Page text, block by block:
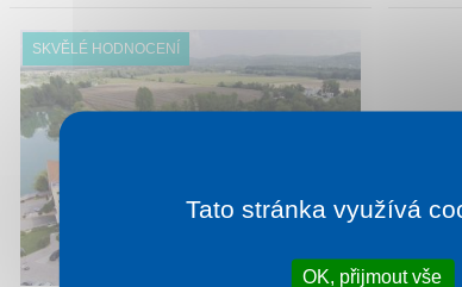
SKVĚLÉ HODNOCENÍ
1 455 Kč
Tato stránka využívá
OK, přijmout vše